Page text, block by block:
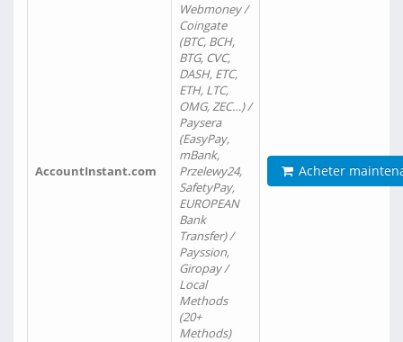
AccountInstant.com
Webmoney /
Coingate
(BTC, BCH,
BTG, CVC,
DASH, ETC,
ETH, LTC,
OMG, ZEC…) /
Paysera
(EasyPay,
mBank,
Przelewy24,
SafetyPay,
EUROPEAN
Bank
Transfer) /
Payssion,
Giropay /
Local
Methods
(20+
Methods)
Acheter